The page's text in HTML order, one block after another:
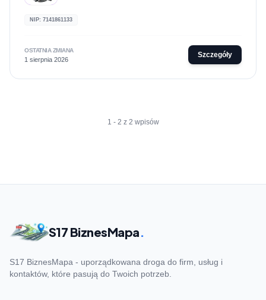
NIP: 7141861133
OSTATNIA ZMIANA
1 sierpnia 2026
Szczegóły
1 - 2 z 2 wpisów
S17 BiznesMapa.
S17 BiznesMapa - uporządkowana droga do firm, usług i
kontaktów, które pasują do Twoich potrzeb.